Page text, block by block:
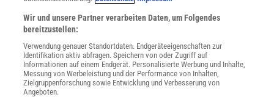
Wir und unsere Partner verarbeiten Daten, um Folgendes
bereitzustellen:
Verwendung genauer Standortdaten. Endgeräteeigenschaften zur
Identifikation aktiv abfragen. Speichern von oder Zugriff auf
Informationen auf einem Endgerät. Personalisierte Werbung und Inhalte,
Messung von Werbeleistung und der Performance von Inhalten,
Zielgruppenforschung sowie Entwicklung und Verbesserung von
Angeboten.